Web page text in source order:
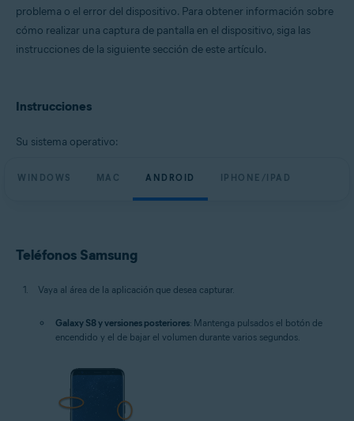
Todos los sistemas operativos compatibles
problema o el error del dispositivo. Para obtener información sobre
cómo realizar una captura de pantalla en el dispositivo, siga las
instrucciones de la siguiente sección de este artículo.
Instrucciones
Su sistema operativo:
WINDOWS MAC ANDROID IPHONE/IPAD
Teléfonos Samsung
Vaya al área de la aplicación que desea capturar.
Galaxy S8 y versiones posteriores: Mantenga pulsados el botón de
encendido y el de bajar el volumen durante varios segundos.